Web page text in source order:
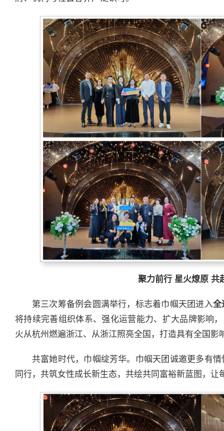
聚力前行 星火燎原 共
第三次筹备例会圆满举行，标志着巾帼天团进入全
将持续完善组织体系、强化运营能力、扩大品牌影响
火从杭州燃遍浙江、从浙江照亮全国，打造具有全国影
共富她时代，巾帼绽芳华。巾帼天团诚邀更多有
同行，共筑女性成长新生态，共绘共同富裕新蓝图，